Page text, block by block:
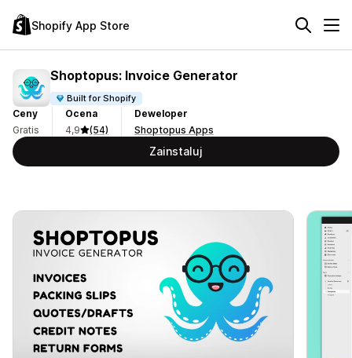
Shopify App Store
Shoptopus: Invoice Generator
Built for Shopify
Ceny
Gratis
Ocena
4,9
(54)
Deweloper
Shoptopus Apps
Zainstaluj